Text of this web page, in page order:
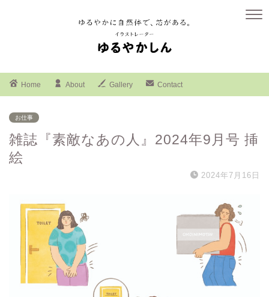
Home About Gallery Contact
お仕事
雑誌『素敵なあの人』2024年9月号 挿
絵
2024年7月16日